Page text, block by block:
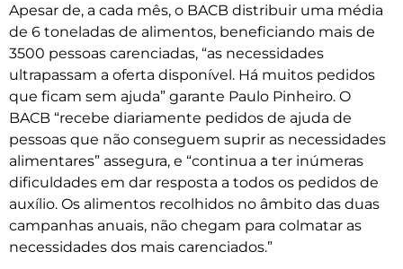
Apesar de, a cada mês, o BACB distribuir uma média
de 6 toneladas de alimentos, beneficiando mais de
3500 pessoas carenciadas, “as necessidades
ultrapassam a oferta disponível. Há muitos pedidos
que ficam sem ajuda” garante Paulo Pinheiro. O
BACB “recebe diariamente pedidos de ajuda de
pessoas que não conseguem suprir as necessidades
alimentares” assegura, e “continua a ter inúmeras
dificuldades em dar resposta a todos os pedidos de
auxílio. Os alimentos recolhidos no âmbito das duas
campanhas anuais, não chegam para colmatar as
necessidades dos mais carenciados.”